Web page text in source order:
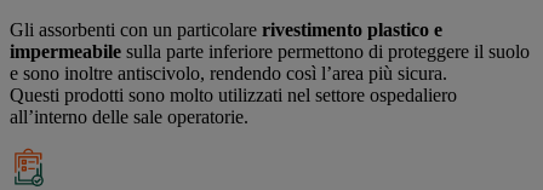
Gli assorbenti con un particolare rivestimento plastico e
impermeabile sulla parte inferiore permettono di proteggere il suolo
e sono inoltre antiscivolo, rendendo così l’area più sicura.
Questi prodotti sono molto utilizzati nel settore ospedaliero
all’interno delle sale operatorie.